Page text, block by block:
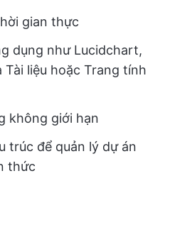
gian thực
dụng như Lucidchart,
liệu hoặc Trang tính
không giới hạn
trúc để quản lý dự án
thức